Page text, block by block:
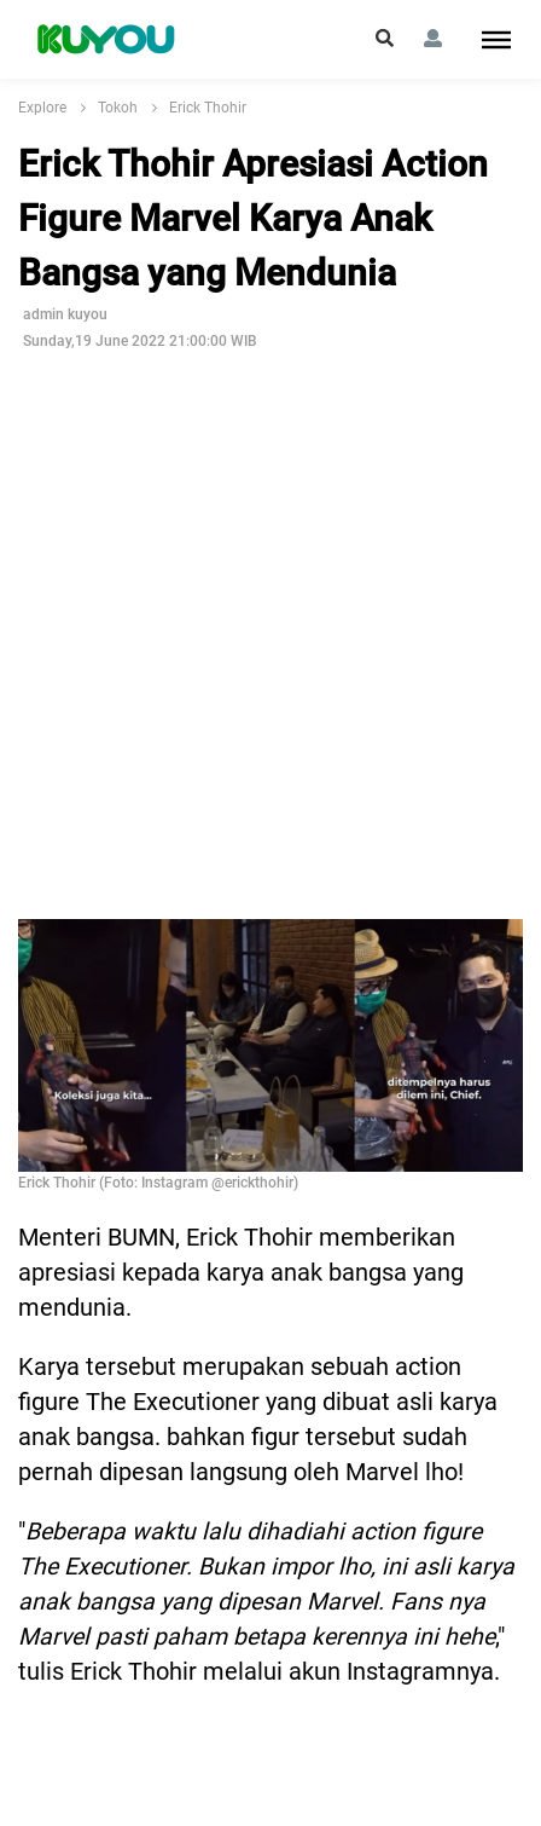
Explore Tokoh Erick Thohir
Erick Thohir Apresiasi Action
Figure Marvel Karya Anak
Bangsa yang Mendunia
admin kuyou
Sunday,19 June 2022 21:00:00 WIB
Erick Thohir (Foto: Instagram @erickthohir)
Menteri BUMN, Erick Thohir memberikan
apresiasi kepada karya anak bangsa yang
mendunia.
Karya tersebut merupakan sebuah action
figure The Executioner yang dibuat asli karya
anak bangsa. bahkan figur tersebut sudah
pernah dipesan langsung oleh Marvel lho!
"Beberapa waktu lalu dihadiahi action figure
The Executioner. Bukan impor lho, ini asli karya
anak bangsa yang dipesan Marvel. Fans nya
Marvel pasti paham betapa kerennya ini hehe,"
tulis Erick Thohir melalui akun Instagramnya.